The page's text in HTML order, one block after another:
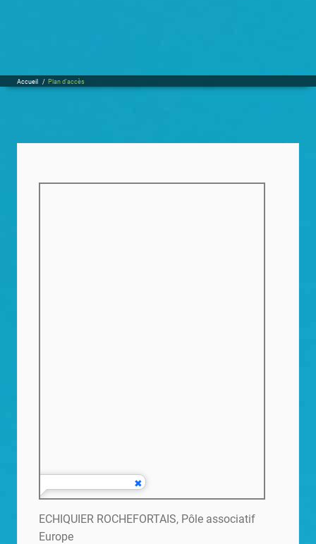
Accueil / Plan d’accès
ECHIQUIER ROCHEFORTAIS, Pôle associatif
Europe